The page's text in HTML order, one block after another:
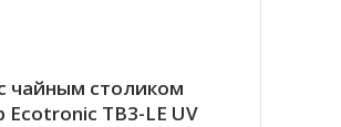
чайным столиком
Ecotronic TB3-LE UV